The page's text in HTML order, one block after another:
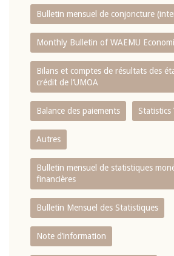
Bulletin mensuel de conjoncture
Monthly Bulletin of WAEMU
Bilans et comptes de résultats des
crédit de l‘UMOA
Balance des paiements Statistics
Autres
Bulletin mensuel de statistiques
financières
Bulletin Mensuel des Statistiques
Note d’information